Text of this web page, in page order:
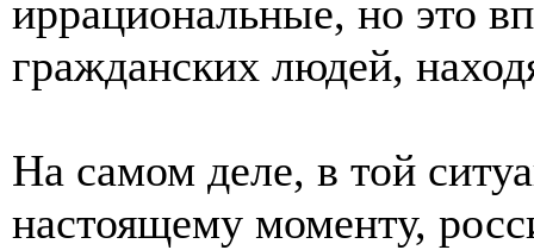
иррациональные, но это
гражданских людей,
На самом деле, в той
настоящему моменту,